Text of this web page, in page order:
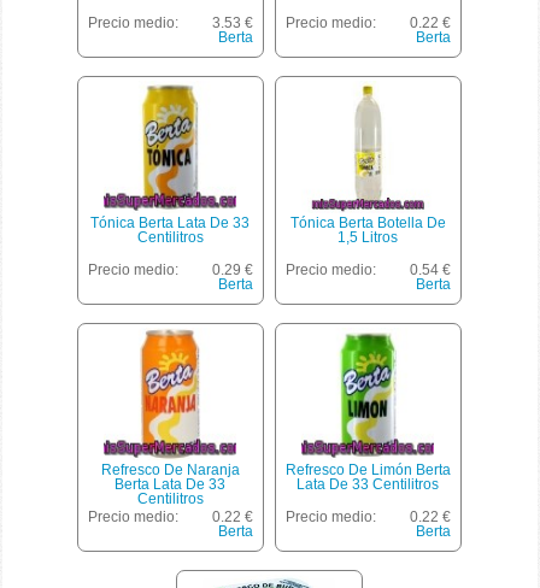
Precio medio:
3.53 €
Berta
Precio medio:
0.22 €
Berta
Tónica Berta Lata De 33
Centilitros
Precio medio:
0.29 €
Berta
Tónica Berta Botella De
1,5 Litros
Precio medio:
0.54 €
Berta
Refresco De Naranja
Berta Lata De 33
Centilitros
Precio medio:
0.22 €
Berta
Refresco De Limón Berta
Lata De 33 Centilitros
Precio medio:
0.22 €
Berta